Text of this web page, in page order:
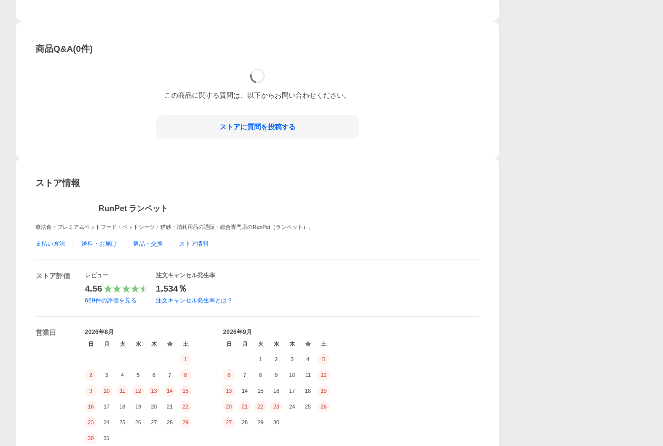
商品Q&A(0件)
この商品に関する質問は、以下からお問い合わせください。
ストアに質問を投稿する
ストア情報
RunPet ランペット
療法食・プレミアムペットフード・ペットシーツ・猫砂・消耗用品の通販・総合専門店のRunPet（ランペット）。
支払い方法 送料・お届け 返品・交換 ストア情報
ストア評価 レビュー
4.56
669件の評価を見る
注文キャンセル発生率
1.534％
注文キャンセル発生率とは？
営業日 2026年8月
日 月 火 水 木 金 土
1
2 3 4 5 6 7 8
9 10 11 12 13 14 15
16 17 18 19 20 21 22
23 24 25 26 27 28 29
30 31
2026年9月
日 月 火 水 木 金 土
1 2 3 4 5
6 7 8 9 10 11 12
13 14 15 16 17 18 19
20 21 22 23 24 25 26
27 28 29 30